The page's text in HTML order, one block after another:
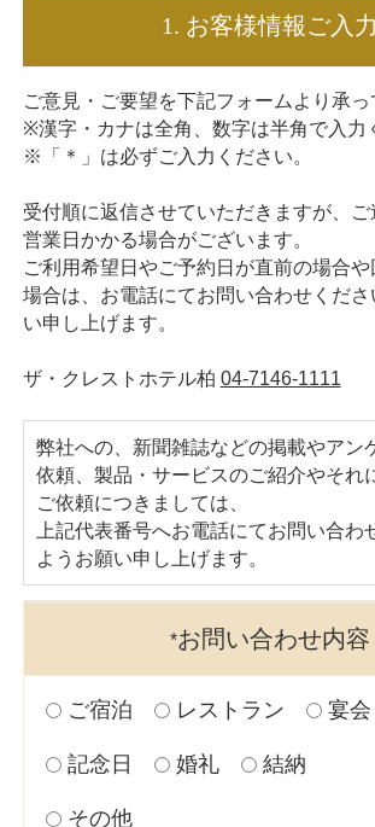
1. お客様情報ご入力
ご意見・ご要望を下記フォームより承っ
※漢字・カナは全角、数字は半角で入力
※「＊」は必ずご入力ください。
受付順に返信させていただきますが、
営業日かかる場合がございます。
ご利用希望日やご予約日が直前の場合
場合は、お電話にてお問い合わせくだ
い申し上げます。
ザ・クレストホテル柏 04-7146-1111
弊社への、新聞雑誌などの掲載やアン
依頼、製品・サービスのご紹介やそれ
ご依頼につきましては、
上記代表番号へお電話にてお問い合わ
ようお願い申し上げます。
*お問い合わせ内容
ご宿泊 レストラン 宴会
記念日 婚礼 結納
その他
アクセス
お問い合わせ
SDGsへの取り組み
パンフレット
宿泊約款・利用規則 ご結婚披
宴会・催事規約 サイトマ
会社概要